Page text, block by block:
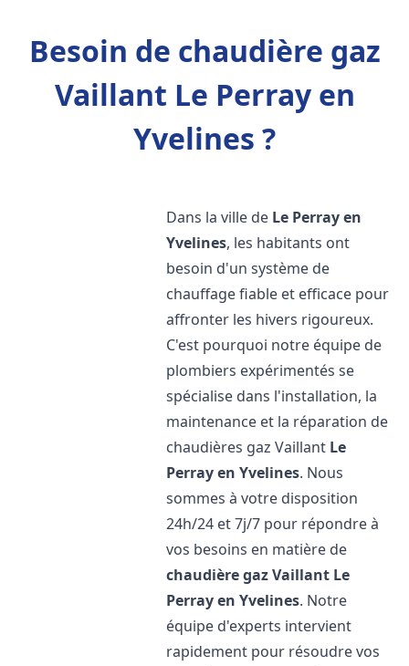
Besoin de chaudière gaz
Vaillant Le Perray en
Yvelines ?
Dans la ville de Le Perray en
Yvelines, les habitants ont
besoin d'un système de
chauffage fiable et efficace pour
affronter les hivers rigoureux.
C'est pourquoi notre équipe de
plombiers expérimentés se
spécialise dans l'installation, la
maintenance et la réparation de
chaudières gaz Vaillant Le
Perray en Yvelines. Nous
sommes à votre disposition
24h/24 et 7j/7 pour répondre à
vos besoins en matière de
chaudière gaz Vaillant Le
Perray en Yvelines. Notre
équipe d'experts intervient
rapidement pour résoudre vos